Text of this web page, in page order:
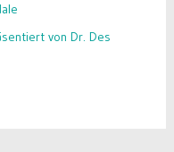
von Dr. Des